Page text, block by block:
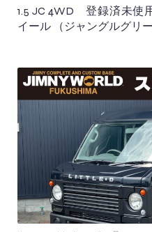
1.5 JC 4WD 登録済未使
イール （ジャングルグリー